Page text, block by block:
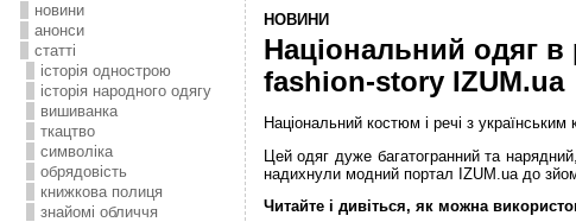
новини
анонси
статті
історія однострою
історія народного одягу
вишиванка
ткацтво
символіка
oбрядовість
книжкова полиця
знайомі обличчя
НОВИНИ
Національний одяг в
fashion-story IZUM.ua
Національний костюм і речі з
Цей одяг дуже багатогранний та
надихнули модний портал IZUM.ua до
Читайте і дивіться, як можна